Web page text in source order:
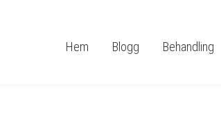
Hem Blogg Behandling